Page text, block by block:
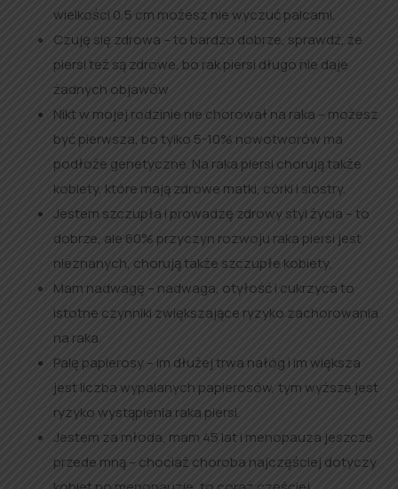
wielkości 0,5 cm możesz nie wyczuć palcami.
Czuję się zdrowa – to bardzo dobrze, sprawdź, że
piersi też są zdrowe, bo rak piersi długo nie daje
żadnych objawów
Nikt w mojej rodzinie nie chorował na raka – możesz
być pierwsza, bo tylko 5-10% nowotworów ma
podłoże genetyczne. Na raka piersi chorują także
kobiety, które mają zdrowe matki, córki i siostry.
Jestem szczupła i prowadzę zdrowy styl życia – to
dobrze, ale 60% przyczyn rozwoju raka piersi jest
nieznanych, chorują także szczupłe kobiety.
Mam nadwagę – nadwaga, otyłość i cukrzyca to
istotne czynniki zwiększające ryzyko zachorowania
na raka.
Palę papierosy – im dłużej trwa nałóg i im większa
jest liczba wypalanych papierosów, tym wyższe jest
ryzyko wystąpienia raka piersi.
Jestem za młoda, mam 45 lat i menopauza jeszcze
przede mną – chociaż choroba najczęściej dotyczy